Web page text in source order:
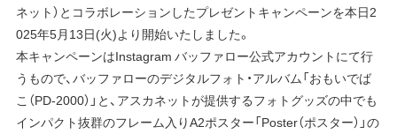
ネット）とコラボレーションしたプレゼントキャンペーンを本日2
025年5月13日(火)より開始いたしました。
本キャンペーンはInstagram バッファロー公式アカウントにて行
うもので、バッファローのデジタルフォト・アルバム「おもいでば
こ（PD-2000）」と、アスカネットが提供するフォトグッズの中でも
インパクト抜群のフレーム入りA2ポスター「Poster（ポスター）」の